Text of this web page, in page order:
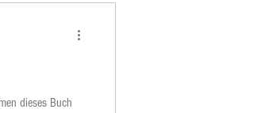
dieses Buch